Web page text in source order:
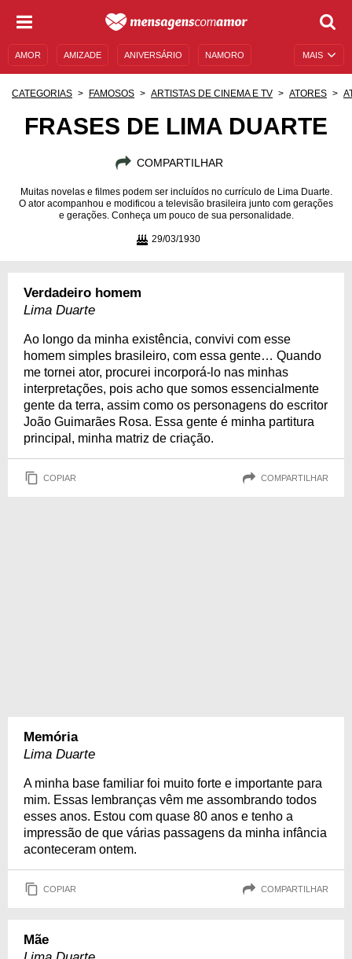
MAIS
AMOR AMIZADE ANIVERSÁRIO NAMORO
CATEGORIAS FAMOSOS ARTISTAS DE CINEMA E TV ATORES
FRASES DE LIMA DUARTE
COMPARTILHAR
Muitas novelas e filmes podem ser incluídos no currículo de Lima Duarte.
O ator acompanhou e modificou a televisão brasileira junto com gerações
e gerações. Conheça um pouco de sua personalidade.
29/03/1930
Verdadeiro homem
Lima Duarte
Ao longo da minha existência, convivi com esse
homem simples brasileiro, com essa gente… Quando
me tornei ator, procurei incorporá-lo nas minhas
interpretações, pois acho que somos essencialmente
gente da terra, assim como os personagens do escritor
João Guimarães Rosa. Essa gente é minha partitura
principal, minha matriz de criação.
COPIAR COMPARTILHAR
Memória
Lima Duarte
A minha base familiar foi muito forte e importante para
mim. Essas lembranças vêm me assombrando todos
esses anos. Estou com quase 80 anos e tenho a
impressão de que várias passagens da minha infância
aconteceram ontem.
COPIAR COMPARTILHAR
Mãe